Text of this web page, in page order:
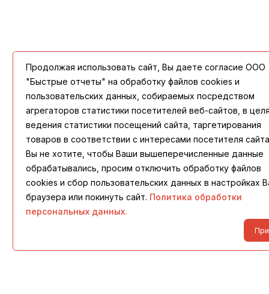
Продолжая использовать сайт, Вы даете согласие ООО
"Быстрые отчеты" на обработку файлов cookies и
пользовательских данных, собираемых посредством
агрегаторов статистики посетителей веб-сайтов, в
ведения статистики посещений сайта, таргетирования
товаров в соответствии с интересами посетителя
Вы не хотите, чтобы Ваши вышеперечисленные данные
обрабатывались, просим отключить обработку файлов
cookies и сбор пользовательских данных в настройках
браузера или покинуть сайт. Политика обработки
персональных данных.